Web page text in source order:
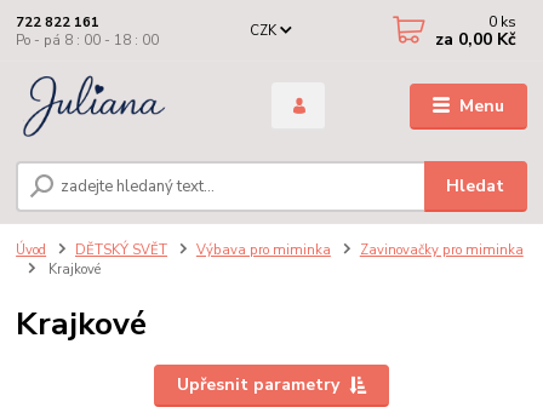
Menu
CZK
Hledat
722 822 161
Po - pá 8 : 00 - 18 : 00
0 ks
za 0,00 Kč
Úvod DĚTSKÝ SVĚT Výbava pro miminka
Zavinovačky pro miminka
Krajkové
Krajkové
Upřesnit parametry